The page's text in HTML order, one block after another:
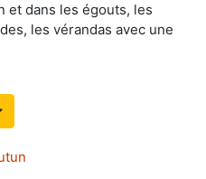
et dans les égouts, les
les vérandas avec une